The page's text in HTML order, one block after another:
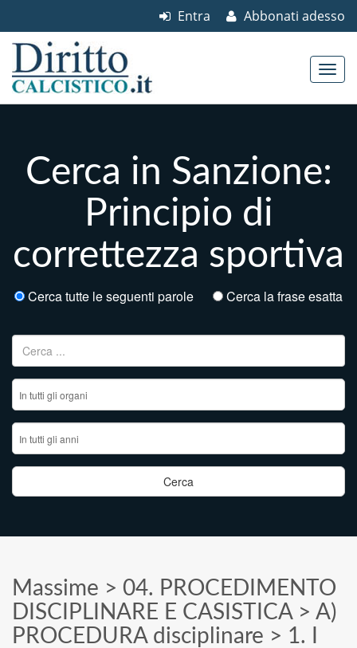
Abbonati adesso
Entra
Cerca in Sanzione:
Principio di
correttezza sportiva
Cerca tutte le seguenti parole Cerca la frase esatta
Ricerca per:
Massime > 04. PROCEDIMENTO
DISCIPLINARE E CASISTICA> A)
PROCEDURA disciplinare > 1. I